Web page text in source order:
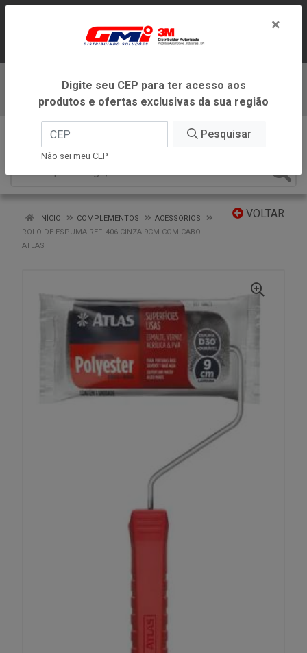
ATENDIMENTO DENTRO DO ESTADO DE
MINAS GERAIS.
Baixe já nosso APP
VOLTAR
INÍCIO COMPLEMENTOS
ACESSORIOS
ROLO DE ESPUMA REF. 406 CINZA 9CM COM CABO -
ATLAS
×
Digite seu CEP para ter acesso aos
produtos e ofertas exclusivas da sua região
Pesquisar
Não sei meu CEP